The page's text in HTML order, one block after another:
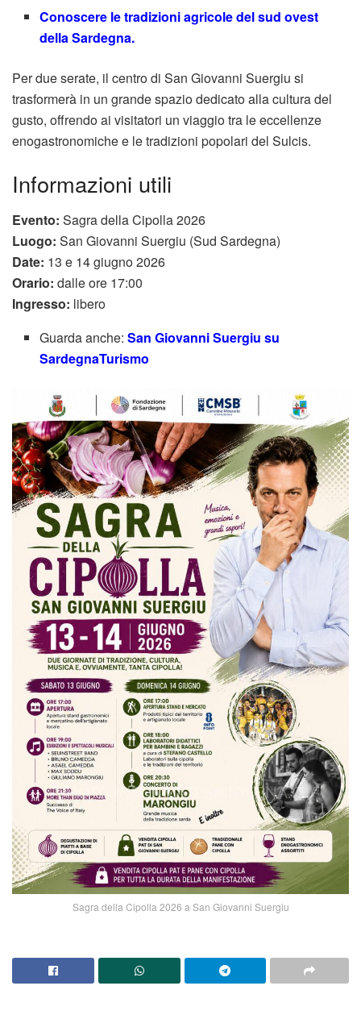
Conoscere le tradizioni agricole del sud ovest
della Sardegna.
Per due serate, il centro di San Giovanni Suergiu si
trasformerà in un grande spazio dedicato alla cultura del
gusto, offrendo ai visitatori un viaggio tra le eccellenze
enogastronomiche e le tradizioni popolari del Sulcis.
Informazioni utili
Evento: Sagra della Cipolla 2026
Luogo: San Giovanni Suergiu (Sud Sardegna)
Date: 13 e 14 giugno 2026
Orario: dalle ore 17:00
Ingresso: libero
Guarda anche: San Giovanni Suergiu su
SardegnaTurismo
Sagra della Cipolla 2026 a San Giovanni Suergiu